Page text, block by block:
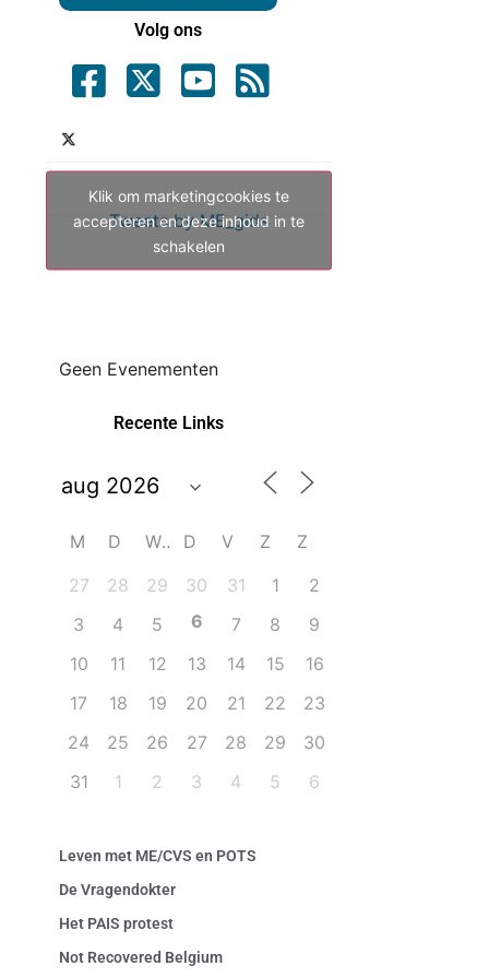
Volg ons
Tweets by ME_gids
Klik om marketingcookies te
accepteren en deze inhoud in te
schakelen
Geen Evenementen
Recente Links
M D W D V Z
Z
27
28 29 30 31 1
2
3
4 5 6 7 8
9
10
11 12 13 14 15
16
17
18 19 20 21 22
23
24
25 26 27 28 29
30
31
1 2 3 4 5 6
Leven met ME/CVS en POTS
De Vragendokter
Het PAIS protest
Not Recovered Belgium